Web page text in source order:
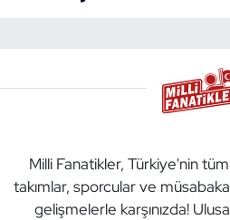
Milli Fanatikler, Türkiye'nin
takımlar, sporcular ve
gelişmelerle karşınızda!